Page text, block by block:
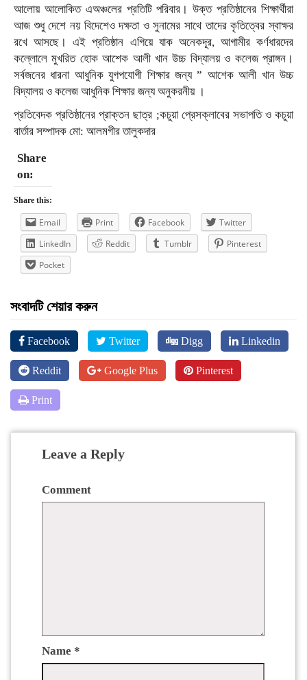
আলোয় আলোকিত এঅঞ্চলের প্রতিটি পরিবার। উক্ত প্রতিষ্ঠানের শিক্ষার্থীরা
আজ শুধু দেশে নয় বিদেশেও দক্ষতা ও সুনামের সাথে তাদের কৃতিত্বের স্বাক্ষর
রখে আসছে। এই প্রতিষ্ঠান এগিয়ে যাক অনেকদূর, আগামীর কর্ণধারদের
কল্লোলে মুখরিত হোক আশেক আলী খান উচ্চ বিদ্যালয় ও কলেজ প্রাঙ্গন।
সর্বজনের ধারনা আধুনিক যুগপযোগী শিক্ষার জন্য ” আশেক আলী খান উচ্চ
বিদ্যালয় ও কলেজ আধুনিক শিক্ষার জন্য অনুকরনীয় ।
প্রতিবেদক প্রতিষ্ঠানের প্রাক্তন ছাত্র ;কচুয়া প্রেসক্লাবের সভাপতি ও কচুয়া
বার্তার সম্পাদক মো: আলমগীর তালুকদার
Share
on:
Share this:
Email Print Facebook
Twitter
LinkedIn
Reddit Tumblr
Pinterest
Pocket
সংবাদটি শেয়ার করুন
Facebook Twitter Digg Linkedin
Reddit Google Plus Pinterest
Print
Leave a Reply
Comment
Name *